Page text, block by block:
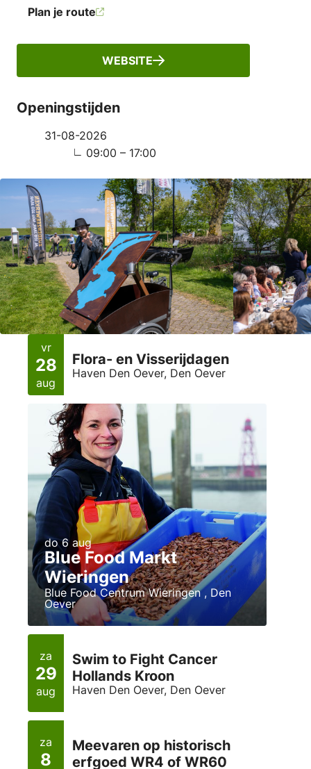
Plan je route
WEBSITE
Openingstijden
31-08-2026
09:00 – 17:00
vr
28
aug
Flora- en Visserijdagen
Haven Den Oever, Den Oever
do 6 aug
Blue Food Markt
Wieringen
Blue Food Centrum Wieringen , Den
Oever
za
29
aug
Swim to Fight Cancer
Hollands Kroon
Haven Den Oever, Den Oever
za
8
Meevaren op historisch
erfgoed WR4 of WR60